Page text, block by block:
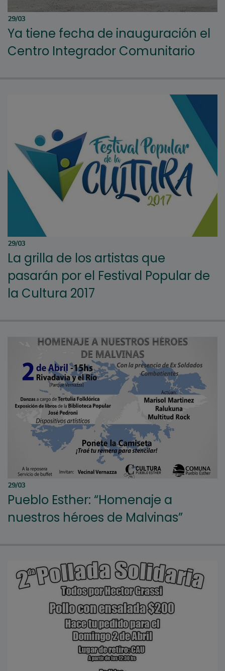
29/03
Ya tiene fecha de inauguración el
Centro Integrador Comunitario
29/03
La grilla de los artistas que
pasarán por el Festival Popular de
la Cultura 2017
29/03
Pueblo Esther: “Homenaje a
nuestros héroes de Malvinas”